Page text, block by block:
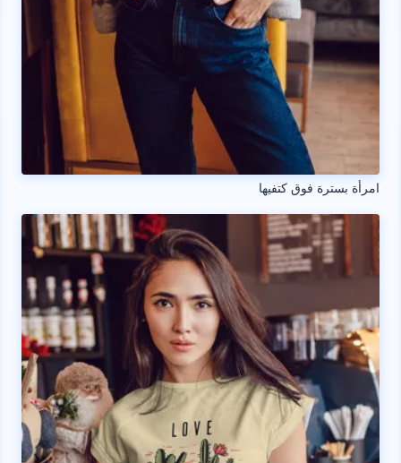
امرأة بسترة فوق كتفيها